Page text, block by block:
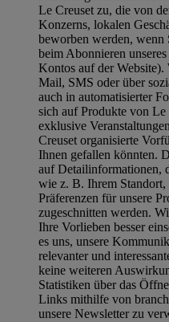
Le Creuset zu, die von
Konzerns, lokalen
beworben werden, wenn
beim Abonnieren
Kontos auf der
Mail, SMS oder über
auch in automatisierter
sich auf Produkte von
exklusive
Creuset organisierte
Ihnen gefallen könnten.
auf Detailinformationen,
wie z. B. Ihrem
Präferenzen für unsere
zugeschnitten werden.
Ihre Vorlieben besser
es uns, unsere
relevanter und
keine weiteren
Statistiken über das
Links mithilfe von
unsere Newsletter zu